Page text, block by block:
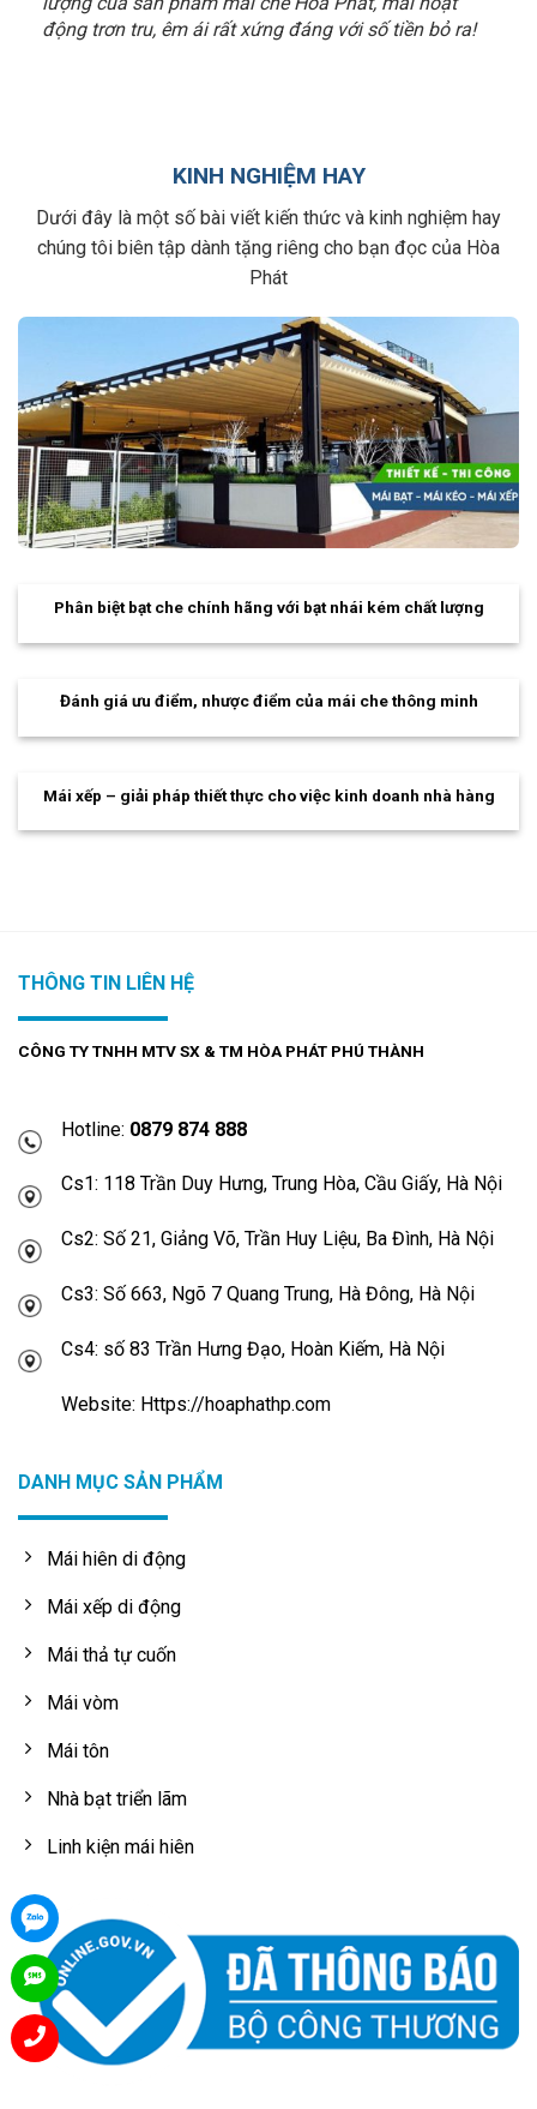
động trơn tru, êm ái rất xứng đáng với số tiền bỏ ra!
KINH NGHIỆM HAY
Dưới đây là một số bài viết kiến thức và kinh nghiệm hay
chúng tôi biên tập dành tặng riêng cho bạn đọc của Hòa
Phát
Phân biệt bạt che chính hãng với bạt nhái kém chất lượng
Đánh giá ưu điểm, nhược điểm của mái che thông minh
Mái xếp – giải pháp thiết thực cho việc kinh doanh nhà hàng
THÔNG TIN LIÊN HỆ
CÔNG TY TNHH MTV SX & TM HÒA PHÁT PHÚ THÀNH
Hotline: 0879 874 888
Cs1: 118 Trần Duy Hưng, Trung Hòa, Cầu Giấy, Hà Nội
Cs2: Số 21, Giảng Võ, Trần Huy Liệu, Ba Đình, Hà Nội
Cs3: Số 663, Ngõ 7 Quang Trung, Hà Đông, Hà Nội
Cs4: số 83 Trần Hưng Đạo, Hoàn Kiếm, Hà Nội
Website: Https://hoaphathp.com
DANH MỤC SẢN PHẨM
Mái hiên di động
Mái xếp di động
Mái thả tự cuốn
Mái vòm
Mái tôn
Nhà bạt triển lãm
Linh kiện mái hiên